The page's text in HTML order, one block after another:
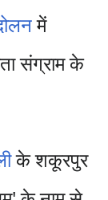
में
संग्राम के
के शकूरपुर